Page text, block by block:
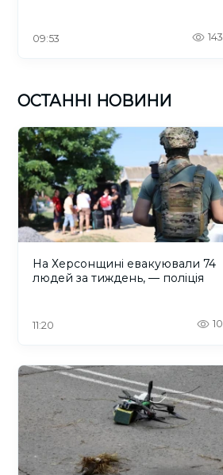
09:53 143
ОСТАННІ НОВИНИ
На Херсонщині евакуювали 74
людей за тиждень, — поліція
11:20 10